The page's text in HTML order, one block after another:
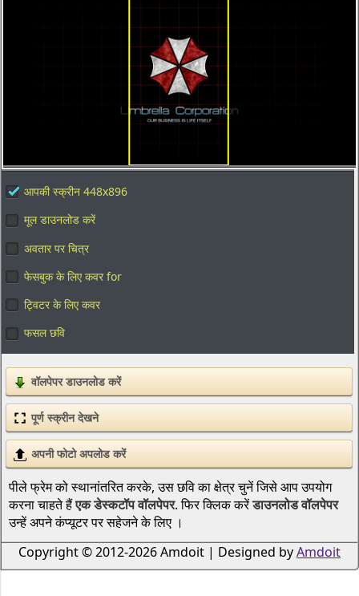
आपकी स्क्रीन 448x896
मूल डाउनलोड करें
अवतार पर चित्र
फेसबुक के लिए कवर for
ट्विटर के लिए कवर
फसल छवि
वॉलपेपर डाउनलोड करें
पूर्ण स्क्रीन देखने
अपनी फोटो अपलोड करें
पीले फ्रेम को स्थानांतरित करके, उस छवि का क्षेत्र चुनें जिसे आप उपयोग
करना चाहते हैंएक डेस्कटॉप वॉलपेपर. फिर क्लिक करेंडाउनलोड वॉलपेपर
उन्हें अपने कंप्यूटर पर सहेजने के लिए ।
Copyright © 2012-2026 Amdoit | Designed byAmdoit